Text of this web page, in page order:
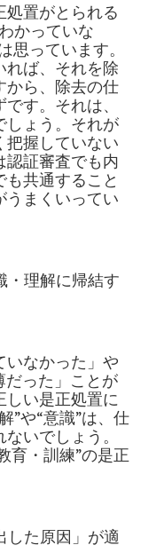
処置がとられる
かっていな
思っています。
れば、それを除
から、除去の仕
す。それは、
しょう。それが
把握していない
認証審査でも内
共通すること
うまくいってい
・理解に帰結す
いなかった」や
だった」ことが
しい是正処置に
”や“意識”は、仕
いでしょう。
育・訓練”の是正
した原因」が適